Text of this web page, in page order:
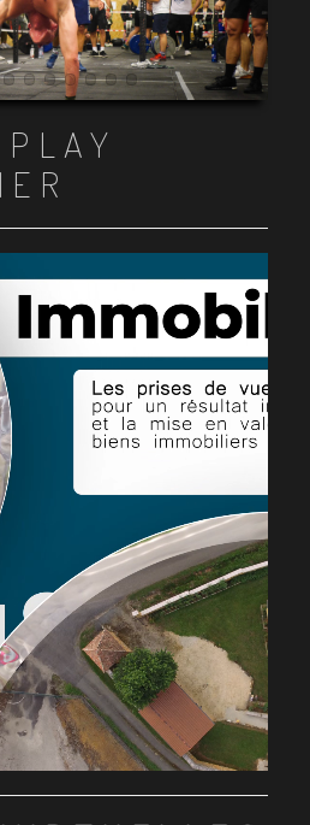
2 3
Item 4
Item 5
Item 6
Item 7
Item 8
Item 9
Item 10